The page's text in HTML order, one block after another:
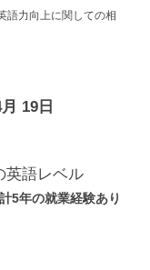
語力向上に関しての相
19日
英語レベル
5年の就業経験あり